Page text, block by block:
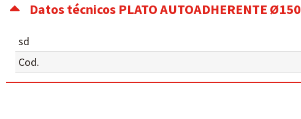
Datos técnicos PLATO AUTOADHERENTE Ø150
sd
Cod.